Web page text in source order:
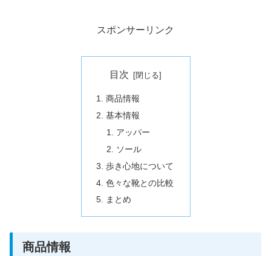
スポンサーリンク
目次
商品情報
基本情報
アッパー
ソール
歩き心地について
色々な靴との比較
まとめ
商品情報